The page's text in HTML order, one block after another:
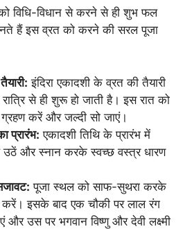
विधि-विधान से करने से ही शुभ फल
हैं इस व्रत को करने की सरल पूजा
इंदिरा एकादशी के व्रत की तैयारी
से ही शुरू हो जाती है। इस रात को
करें और जल्दी सो जाएं।
प्रारंभ: एकादशी तिथि के प्रारंभ में
उठें और स्नान करके स्वच्छ वस्त्र धारण
पूजा स्थल को साफ-सुथरा करके
इसके बाद एक चौकी पर लाल रंग
और उस पर भगवान विष्णु और देवी लक्ष्मी